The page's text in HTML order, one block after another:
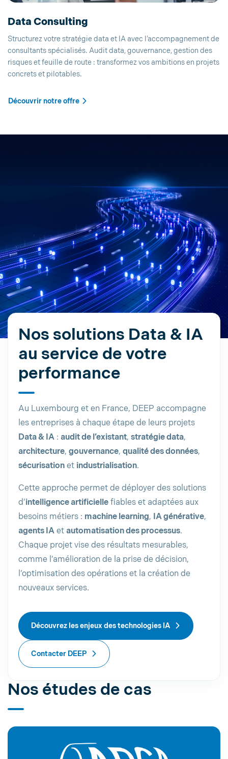
Data Consulting
Structurez votre stratégie data et IA avec l’accompagnement de
consultants spécialisés. Audit data, gouvernance, gestion des
risques et feuille de route : transformez vos ambitions en projets
concrets et pilotables.
Découvrir notre offre
Nos solutions Data & IA
au service de votre
performance
Au Luxembourg et en France, DEEP accompagne
les entreprises à chaque étape de leurs projets
Data & IA : audit de l’existant, stratégie data,
architecture, gouvernance, qualité des données,
sécurisation et industrialisation.
Cette approche permet de déployer des solutions
d’intelligence artificielle fiables et adaptées aux
besoins métiers : machine learning, IA générative,
agents IA et automatisation des processus.
Chaque projet vise des résultats mesurables,
comme l’amélioration de la prise de décision,
l’optimisation des opérations et la création de
nouveaux services.
Découvrez les enjeux des technologies IA
Contacter DEEP
Nos études de cas